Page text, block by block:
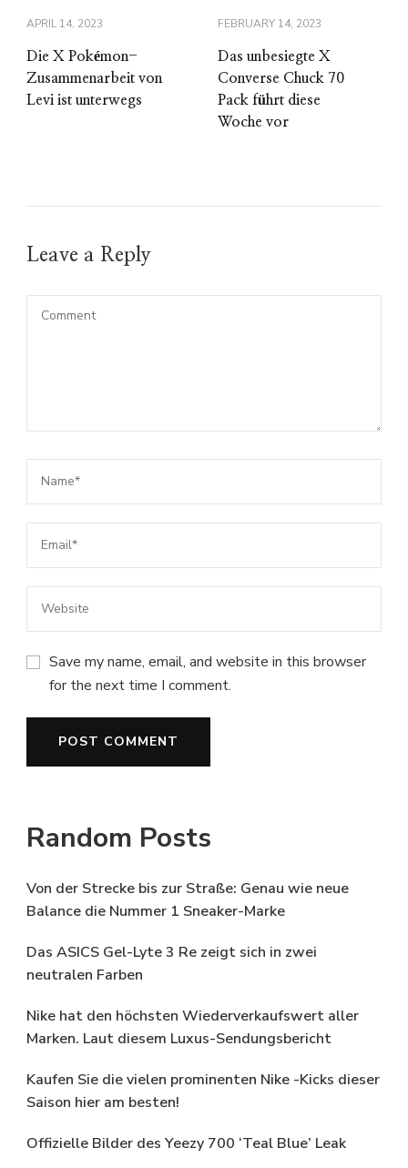
APRIL 14, 2023
Die X Pokémon-
Zusammenarbeit von
Levi ist unterwegs
FEBRUARY 14, 2023
Das unbesiegte X
Converse Chuck 70
Pack führt diese
Woche vor
Leave a Reply
Save my name, email, and website in this browser
for the next time I comment.
Random Posts
Von der Strecke bis zur Straße: Genau wie neue
Balance die Nummer 1 Sneaker-Marke
Das ASICS Gel-Lyte 3 Re zeigt sich in zwei
neutralen Farben
Nike hat den höchsten Wiederverkaufswert aller
Marken. Laut diesem Luxus-Sendungsbericht
Kaufen Sie die vielen prominenten Nike -Kicks dieser
Saison hier am besten!
Offizielle Bilder des Yeezy 700 ‘Teal Blue’ Leak